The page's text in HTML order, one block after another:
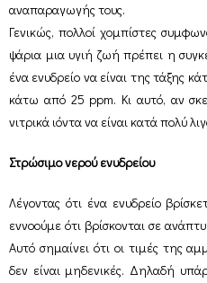
αναπαραγωγής τους.
Γενικώς, πολλοί χομπίστες
ψάρια μια υγιή ζωή πρέπει η
ένα ενυδρείο να είναι της τάξης
κάτω από 25 ppm. Κι αυτό, αν
νιτρικά ιόντα να είναι κατά πολύ
Στρώσιμο νερού ενυδρείου
Λέγοντας ότι ένα ενυδρείο
εννοούμε ότι βρίσκονται σε
Αυτό σημαίνει ότι οι τιμές της
δεν είναι μηδενικές. Δηλαδή